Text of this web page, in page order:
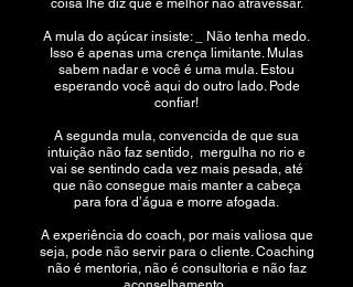
coisa lhe diz que é melhor não atravessar.
A mula do açúcar insiste: _ Não tenha medo.
Isso é apenas uma crença limitante. Mulas
sabem nadar e você é uma mula. Estou
esperando você aqui do outro lado. Pode
confiar!
A segunda mula, convencida de que sua
intuição não faz sentido, mergulha no rio e
vai se sentindo cada vez mais pesada, até
que não consegue mais manter a cabeça
para fora d’água e morre afogada.
A experiência do coach, por mais valiosa que
seja, pode não servir para o cliente. Coaching
não é mentoria, não é consultoria e não faz